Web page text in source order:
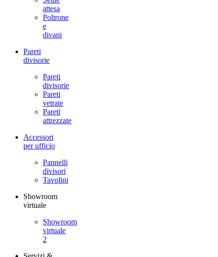
attesa
Poltrone
e
divani
Pareti
divisorie
Pareti
divisorie
Pareti
vetrate
Pareti
attrezzate
Accessori
per ufficio
Pannelli
divisori
Tavolini
Showroom
virtuale
Showroom
virtuale
2